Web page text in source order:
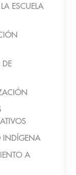
ESCUELA
INDÍGENA
A